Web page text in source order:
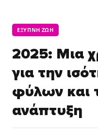
ΈΞΥΠΝΗ ΖΩΉ
2025: Μια
για την
φύλων και
ανάπτυξη